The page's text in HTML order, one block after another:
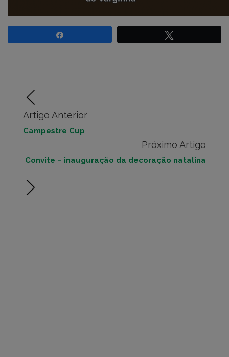
Artigo Anterior
Campestre Cup
Próximo Artigo
Convite – inauguração da decoração natalina